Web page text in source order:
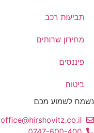
תביעות רכב
מחירון שרותים
פיננסים
ביטוח
נשמח לשמוע מכם
office@hirshovitz.co.il